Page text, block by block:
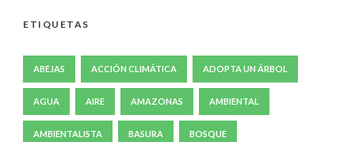
ETIQUETAS
ABEJAS ACCIÓN CLIMÁTICA ADOPTA UN ÁRBOL
AGUA AIRE AMAZONAS AMBIENTAL
AMBIENTALISTA BASURA BOSQUE